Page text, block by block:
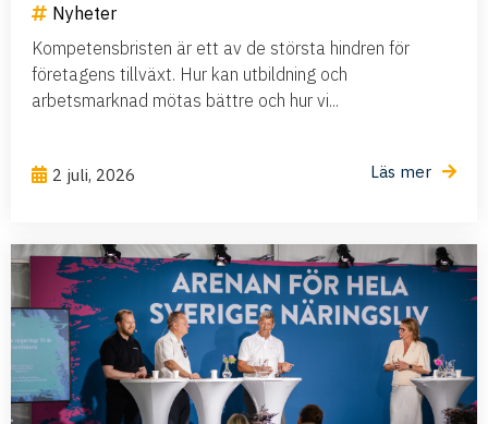
Nyheter
Kompetensbristen är ett av de största hindren för
företagens tillväxt. Hur kan utbildning och
arbetsmarknad mötas bättre och hur vi...
2 juli, 2026 Läs mer